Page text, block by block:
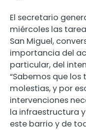
El secretario
miércoles las
San Miguel,
importancia del
particular, del
“Sabemos que
molestias, y por
intervenciones
la infraestructura
este barrio y de